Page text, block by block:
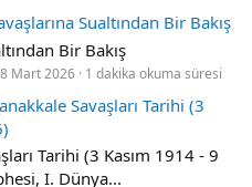
Sualtından Bir Bakış
Bir Bakış
Mart 2026 1 dakika okuma süresi
Savaşları Tarihi (3
Tarihi (3 Kasım 1914 - 9
I. Dünya...